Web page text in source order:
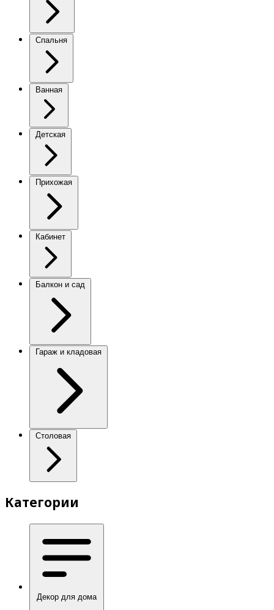
Спальня
Ванная
Детская
Прихожая
Кабинет
Балкон и сад
Гараж и кладовая
Столовая
Категории
Декор для дома